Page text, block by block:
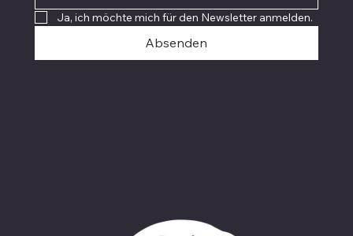
Ja, ich möchte mich für den Newsletter anmelden.
Absenden